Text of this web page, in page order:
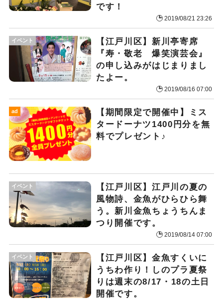
です！
2019/08/21 23:26
【江戸川区】新川亭寄席
『寿・敬老 爆笑演芸会』
の申し込みがはじまりまし
たよー。
2019/08/16 07:00
イベント
ad
【期間限定で開催中】ミス
タードーナツ1400円分を無
料でプレゼント♪
【江戸川区】江戸川の夏の
風物詩、金魚がひらひら舞
う。新川金魚ちょうちんま
つり開催です。
2019/08/14 07:00
イベント
【江戸川区】金魚すくいに
うちわ作り！しのプラ夏祭
りは週末の8/17・18の土日
開催です。
イベント